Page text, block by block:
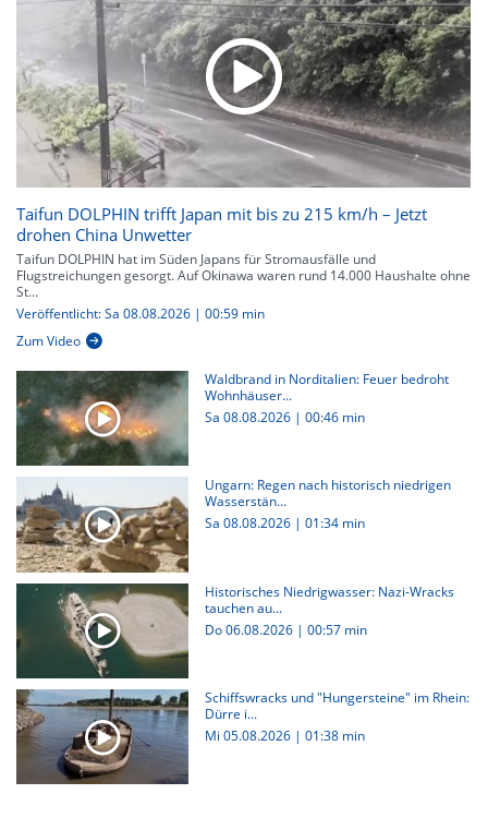
Taifun DOLPHIN trifft Japan mit bis zu 215 km/h – Jetzt
drohen China Unwetter
Taifun DOLPHIN hat im Süden Japans für Stromausfälle und
Flugstreichungen gesorgt. Auf Okinawa waren rund 14.000 Haushalte ohne
St...
Veröffentlicht: Sa 08.08.2026 | 00:59 min
Zum Video
Waldbrand in Norditalien: Feuer bedroht
Wohnhäuser...
Sa 08.08.2026 | 00:46 min
Ungarn: Regen nach historisch niedrigen
Wasserstän...
Sa 08.08.2026 | 01:34 min
Historisches Niedrigwasser: Nazi-Wracks
tauchen au...
Do 06.08.2026 | 00:57 min
Schiffswracks und "Hungersteine" im Rhein:
Dürre i...
Mi 05.08.2026 | 01:38 min